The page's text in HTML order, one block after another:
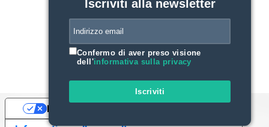
Iscriviti alla newsletter
Confermo di aver preso visione
dell'informativa sulla privacy
Iscriviti
Le tue preferenze relative alla privacy